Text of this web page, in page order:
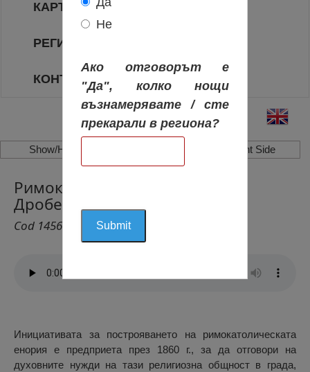
КАРТА НА РЕГИОНИТЕ
РЕГИОНИ
КОНТАКТИ
Show/Hide Left Side Show/Hide Right Side
Римокатолическата Енория,
Дробета Турну Северин
Cod 1456
Инициативата за построяването на римокатолическата
енория е предприета през 1860 г., за да отговори на
духовните нужди на тази религиозна общност в града,
Не
Ако отговорът е
"Да", колко нощи
възнамерявате / сте
прекарали в региона?